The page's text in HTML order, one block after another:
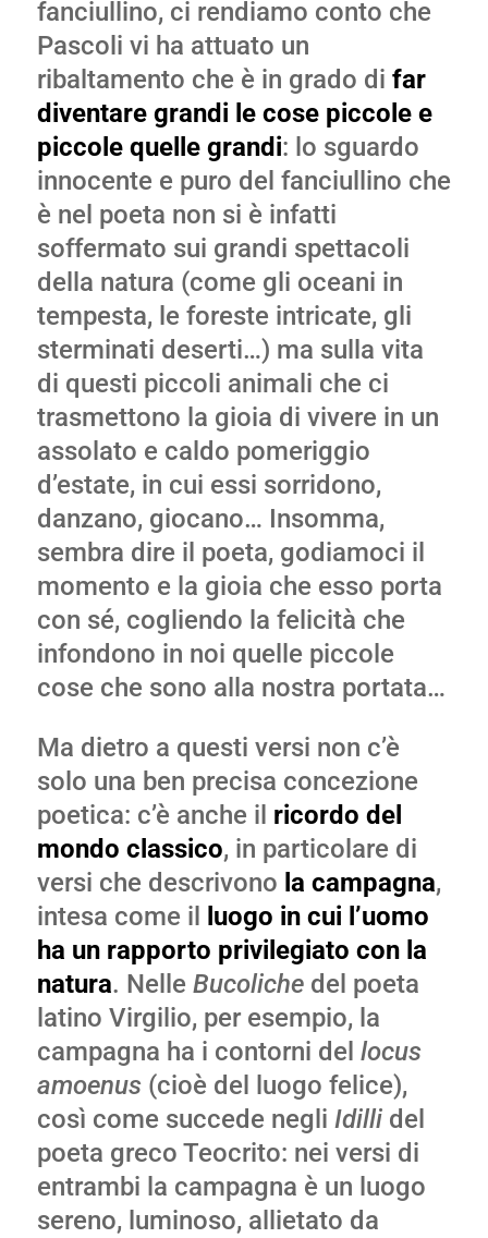
fanciullino, ci rendiamo conto che
Pascoli vi ha attuato un
ribaltamento che è in grado di far
diventare grandi le cose piccole e
piccole quelle grandi: lo sguardo
innocente e puro del fanciullino che
è nel poeta non si è infatti
soffermato sui grandi spettacoli
della natura (come gli oceani in
tempesta, le foreste intricate, gli
sterminati deserti…) ma sulla vita
di questi piccoli animali che ci
trasmettono la gioia di vivere in un
assolato e caldo pomeriggio
d’estate, in cui essi sorridono,
danzano, giocano… Insomma,
sembra dire il poeta, godiamoci il
momento e la gioia che esso porta
con sé, cogliendo la felicità che
infondono in noi quelle piccole
cose che sono alla nostra portata…
Ma dietro a questi versi non c’è
solo una ben precisa concezione
poetica: c’è anche il ricordo del
mondo classico, in particolare di
versi che descrivono la campagna,
intesa come il
luogo in cui l’uomo
ha un rapporto privilegiato con la
natura. Nelle Bucolichedel poeta
latino Virgilio, per esempio, la
campagna ha i contorni del locus
amoenus(cioè del luogo felice),
così come succede negli Idillidel
poeta greco Teocrito: nei versi di
entrambi la campagna è un luogo
sereno, luminoso, allietato da